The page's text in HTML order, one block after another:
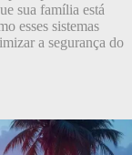
sua família está
esses sistemas
a segurança do